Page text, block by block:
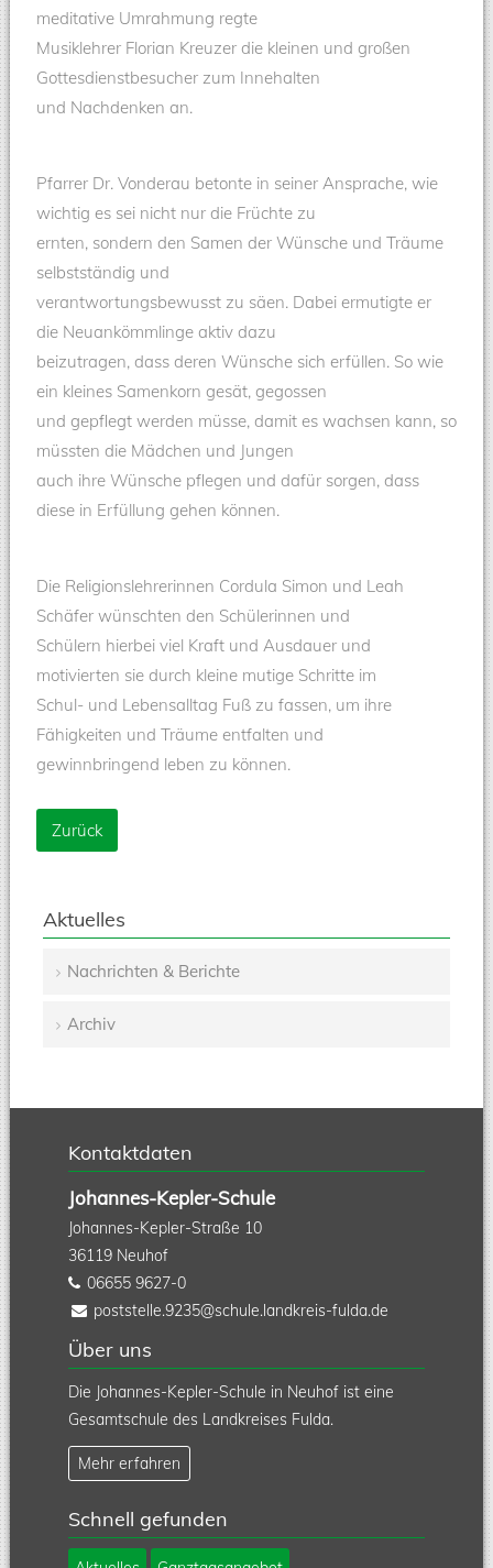
meditative Umrahmung regte
Musiklehrer Florian Kreuzer die kleinen und großen
Gottesdienstbesucher zum Innehalten
und Nachdenken an.
Pfarrer Dr. Vonderau betonte in seiner Ansprache, wie
wichtig es sei nicht nur die Früchte zu
ernten, sondern den Samen der Wünsche und Träume
selbstständig und
verantwortungsbewusst zu säen. Dabei ermutigte er
die Neuankömmlinge aktiv dazu
beizutragen, dass deren Wünsche sich erfüllen. So wie
ein kleines Samenkorn gesät, gegossen
und gepflegt werden müsse, damit es wachsen kann, so
müssten die Mädchen und Jungen
auch ihre Wünsche pflegen und dafür sorgen, dass
diese in Erfüllung gehen können.
Die Religionslehrerinnen Cordula Simon und Leah
Schäfer wünschten den Schülerinnen und
Schülern hierbei viel Kraft und Ausdauer und
motivierten sie durch kleine mutige Schritte im
Schul- und Lebensalltag Fuß zu fassen, um ihre
Fähigkeiten und Träume entfalten und
gewinnbringend leben zu können.
Zurück
Aktuelles
überspringen
Nachrichten & Berichte
Archiv
Kontaktdaten
Johannes-Kepler-Schule
Johannes-Kepler-Straße 10
36119 Neuhof
06655 9627-0
poststelle.9235@schule.landkreis-fulda.de
Über uns
Die Johannes-Kepler-Schule in Neuhof ist eine
Gesamtschule des Landkreises Fulda.
Mehr erfahren
Schnell gefunden
Navigation